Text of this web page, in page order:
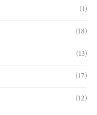
(1)
(18)
(13)
(17)
(12)